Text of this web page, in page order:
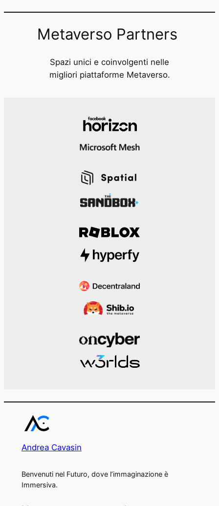
Metaverso Partners
Spazi unici e coinvolgenti nelle
migliori piattaforme Metaverso.
Andrea Cavasin
Benvenuti nel Futuro, dove l’immaginazione è
Immersiva.